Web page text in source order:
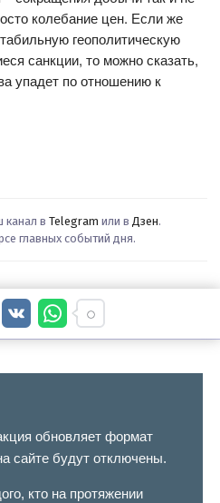
колебание цен. Если же
геополитическую
санкции, то можно сказать,
упадет по отношению к
канал в Telegram или в Дзен.
главных событий дня.
обновляет формат
сайте будут отключены.
кто на протяжении